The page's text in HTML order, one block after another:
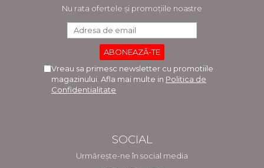
Nu rata ofertele și promoțiile noastre
Vreau sa primesc newsletter cu promotiile
magazinului. Afla mai multe in Politica de
Confidentialitate
SOCIAL
Urmărește-ne în social media